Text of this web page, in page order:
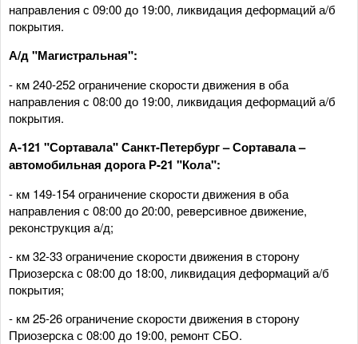
направления с 09:00 до 19:00, ликвидация деформаций а/б
покрытия.
А/д "Магистральная":
- км 240-252 ограничение скорости движения в оба
направления с 08:00 до 19:00, ликвидация деформаций а/б
покрытия.
А-121 "Сортавала" Санкт-Петербург – Сортавала –
автомобильная дорога Р-21 "Кола":
- км 149-154 ограничение скорости движения в оба
направления с 08:00 до 20:00, реверсивное движение,
реконструкция а/д;
- км 32-33 ограничение скорости движения в сторону
Приозерска с 08:00 до 18:00, ликвидация деформаций а/б
покрытия;
- км 25-26 ограничение скорости движения в сторону
Приозерска с 08:00 до 19:00, ремонт СБО.